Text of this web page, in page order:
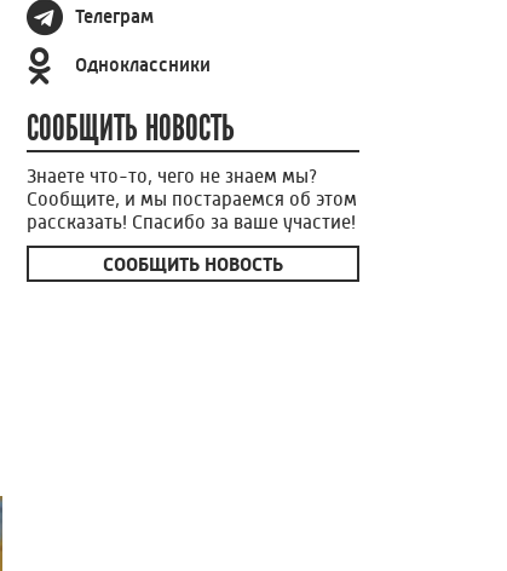
Телеграм
Одноклассники
СООБЩИТЬ НОВОСТЬ
Знаете что-то, чего не знаем мы?
Сообщите, и мы постараемся об этом
рассказать! Спасибо за ваше участие!
СООБЩИТЬ НОВОСТЬ